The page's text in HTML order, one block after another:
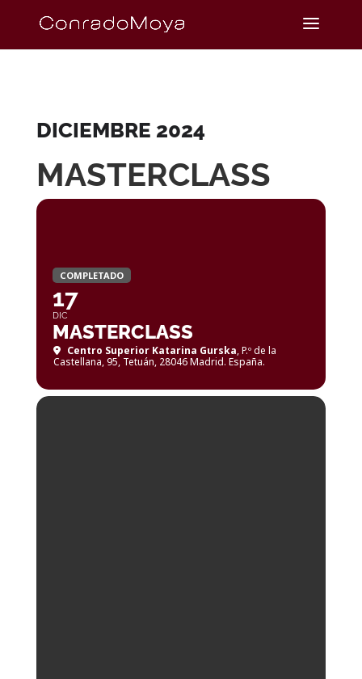
DICIEMBRE 2024
MASTERCLASS
COMPLETADO
17
DIC
MASTERCLASS
Centro Superior Katarina Gurska, P.º de la
Castellana, 95, Tetuán, 28046 Madrid. España.